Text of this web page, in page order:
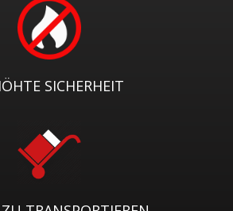
SICHERHEIT